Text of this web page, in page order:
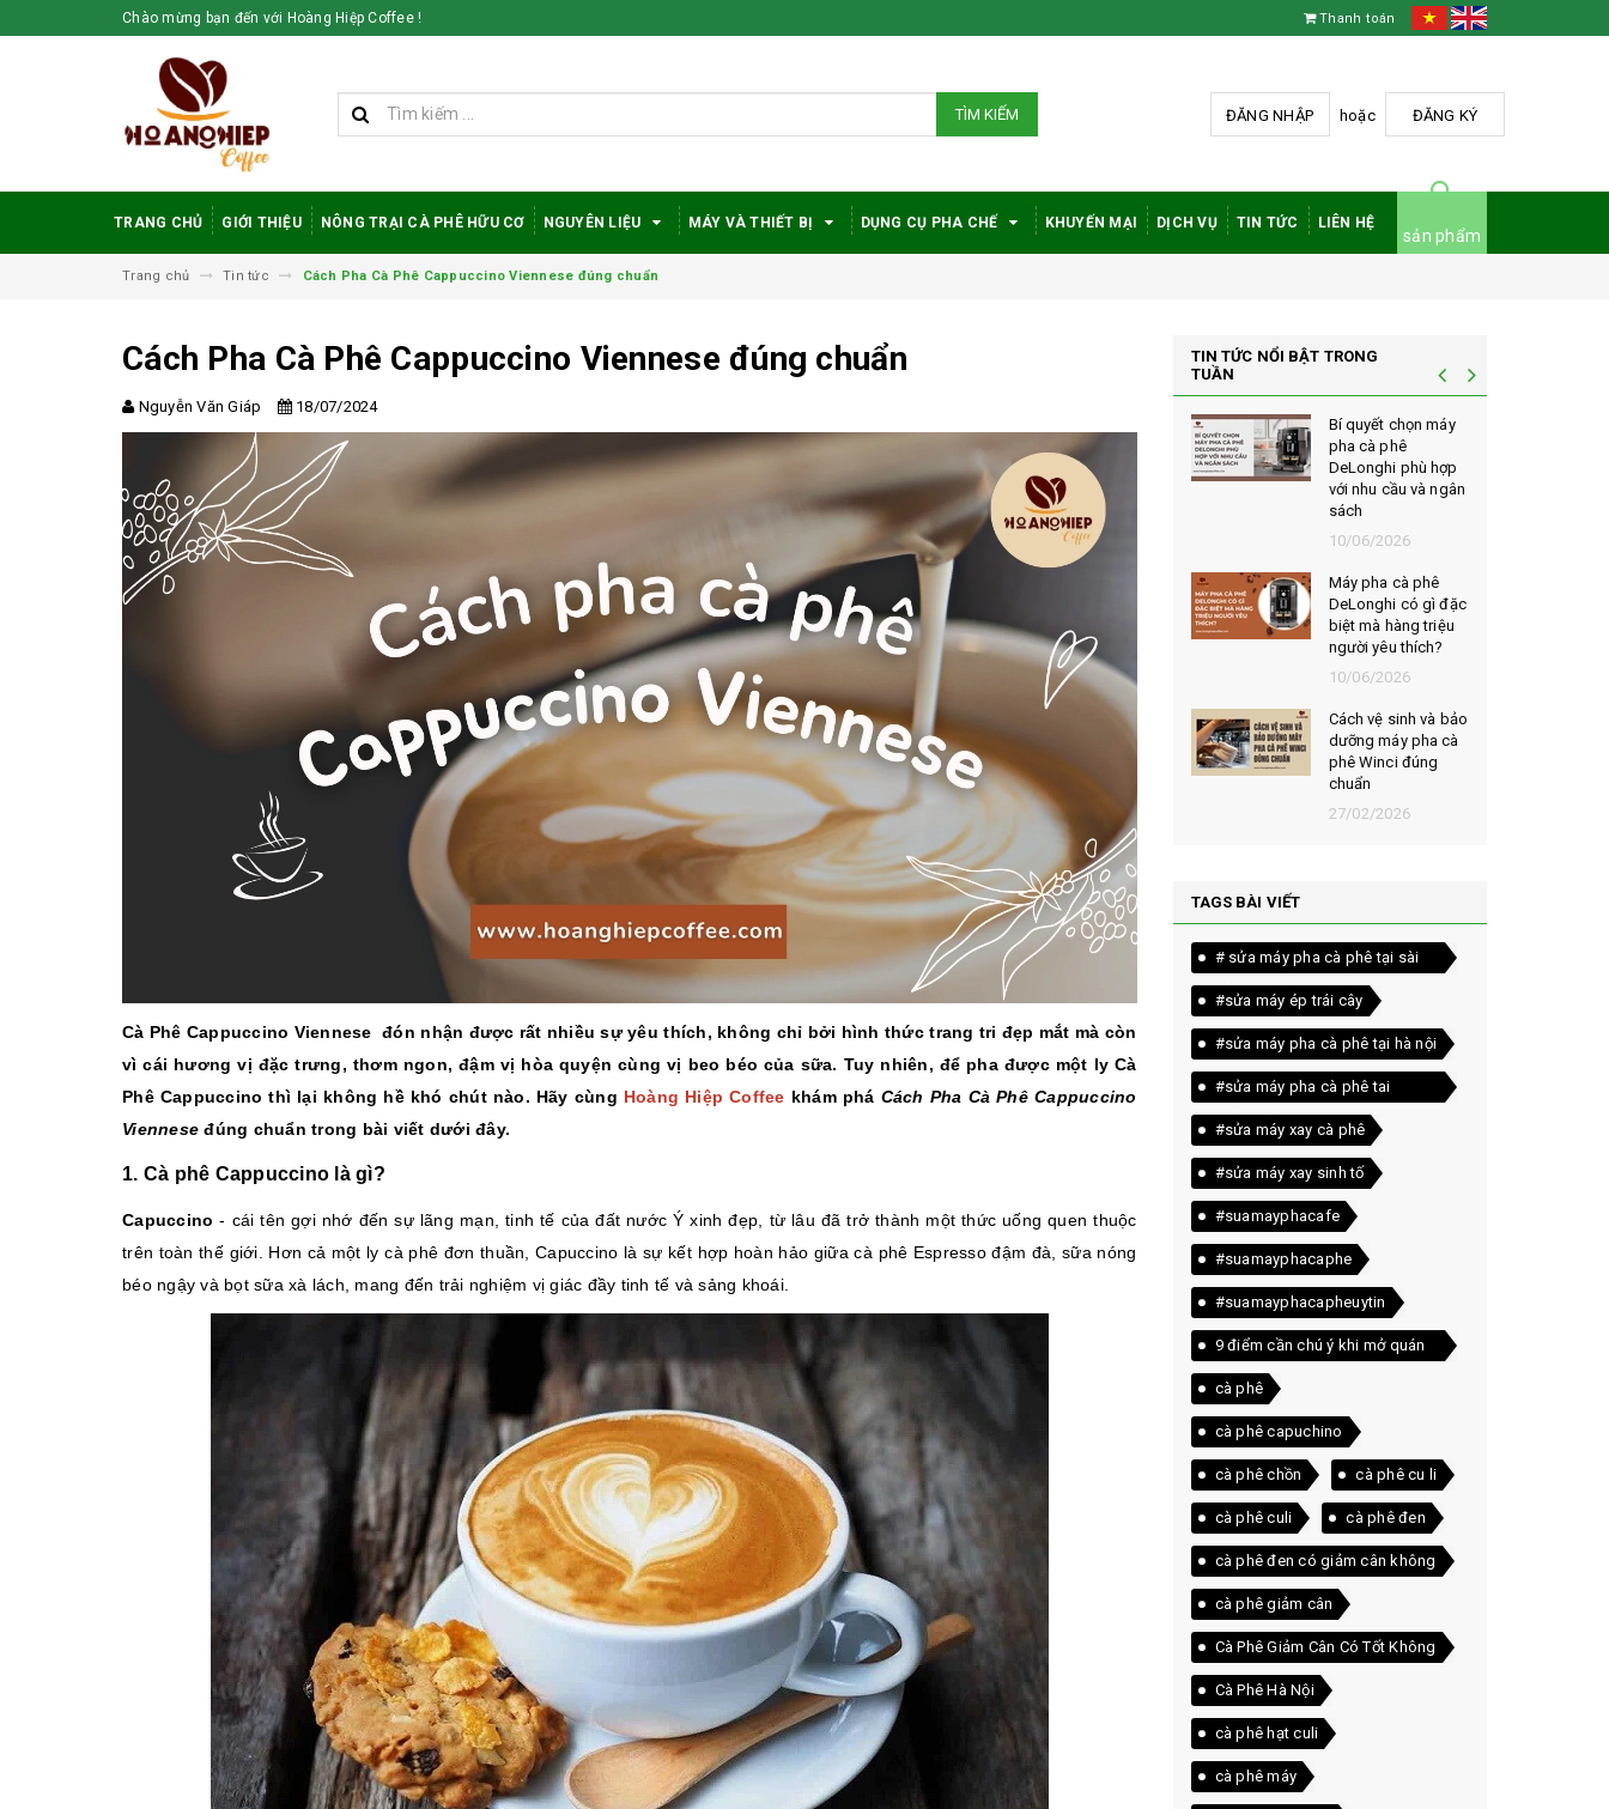
Chào mừng bạn đến với Hoàng Hiệp Coffee ! Thanh toán
TÌM KIẾM ĐĂNG NHẬP hoặc ĐĂNG KÝ
TRANG CHỦ GIỚI THIỆU NÔNG TRẠI CÀ PHÊ HỮU CƠ NGUYÊN LIỆU MÁY VÀ THIẾT BỊ DỤNG CỤ PHA CHẾ KHUYẾN MẠI DỊCH VỤ TIN TỨC LIÊN HỆ
sản phẩm
Trang chủ Tin tức Cách Pha Cà Phê Cappuccino Viennese đúng chuẩn
Cách Pha Cà Phê Cappuccino Viennese đúng chuẩn
Nguyễn Văn Giáp 18/07/2024
Cà Phê Cappuccino Viennese đón nhận được rất nhiều sự yêu thích, không chỉ bởi hình thức trang tri đẹp mắt mà còn
vì cái hương vị đặc trưng, thơm ngon, đậm vị hòa quyện cùng vị beo béo của sữa. Tuy nhiên, để pha được một ly Cà
Phê Cappuccino thì lại không hề khó chút nào. Hãy cùng Hoàng Hiệp Coffee khám phá Cách Pha Cà Phê Cappuccino
Viennese đúng chuẩn trong bài viết dưới đây.
1. Cà phê Cappuccino là gì?
Capuccino- cái tên gợi nhớ đến sự lãng mạn, tinh tế của đất nước Ý xinh đẹp, từ lâu đã trở thành một thức uống quen thuộc
trên toàn thế giới. Hơn cả một ly cà phê đơn thuần, Capuccino là sự kết hợp hoàn hảo giữa cà phê Espresso đậm đà, sữa nóng
béo ngậy và bọt sữa xà lách, mang đến trải nghiệm vị giác đầy tinh tế và sảng khoái.
TIN TỨC NỔI BẬT TRONG
TUẦN
robusta rang mộc
được đánh giá cao
trong giới sành cà
Bí quyết chọn mua
cà phê hạt rang
mộc thơm ngon,
chuẩn vị
Những tiêu chí đánh
giá một loại bột cà
phê nguyên chất
10/06/2026
pha cà phê
DeLonghi phù hợp
với nhu cầu và ngân
Máy pha cà phê
DeLonghi có gì đặc
biệt mà hàng triệu
người yêu thích?
10/06/2026
Cách vệ sinh và bảo
dưỡng máy pha cà
phê Winci đúng
27/02/2026
robusta rang mộc
được đánh giá cao
trong giới sành cà
phê?
10/06/2026
mộc thơm ngon,
chuẩn vị
10/06/2026
Những tiêu chí đánh
giá một loại bột cà
phê nguyên chất
ngon
10/06/2026
Bí quyết chọn máy
pha cà phê
DeLonghi phù hợp
với nhu cầu và ngân
sách
10/06/2026
Máy pha cà phê
DeLonghi có gì đặc
biệt mà hàng triệu
người yêu thích?
10/06/2026
Cách vệ sinh và bảo
dưỡng máy pha cà
phê Winci đúng
chuẩn
27/02/2026
TAGS BÀI VIẾT
# sửa máy pha cà phê tại sài
gòn
#sửa máy ép trái cây
#sửa máy pha cà phê tại hà nội
#sửa máy pha cà phê tai
quảng trị
#sửa máy xay cà phê
#sửa máy xay sinh tố
#suamayphacafe
#suamayphacaphe
#suamayphacapheuytin
9 điểm cần chú ý khi mở quán
cà phê
cà phê
cà phê capuchino
cà phê chồn cà phê cu li
cà phê culi cà phê đen
cà phê đen có giảm cân không
cà phê giảm cân
Cà Phê Giảm Cân Có Tốt Không
Cà Phê Hà Nội
cà phê hạt culi
cà phê máy